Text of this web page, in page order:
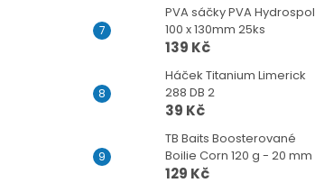
PVA sáčky PVA Hydrospol
100 x 130mm 25ks
139 Kč
Háček Titanium Limerick
288 DB 2
39 Kč
TB Baits Boosterované
Boilie Corn 120 g - 20 mm
129 Kč